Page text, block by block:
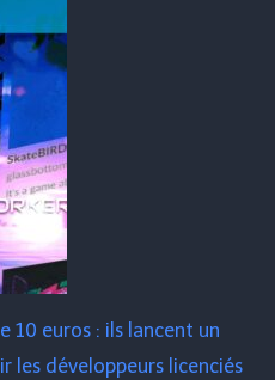
10 euros : ils lancent un
les développeurs licenciés